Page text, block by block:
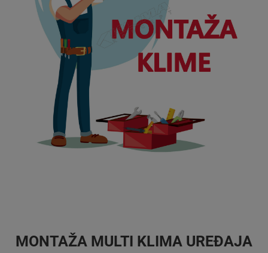
MONTAŽA MULTI KLIMA UREĐAJA